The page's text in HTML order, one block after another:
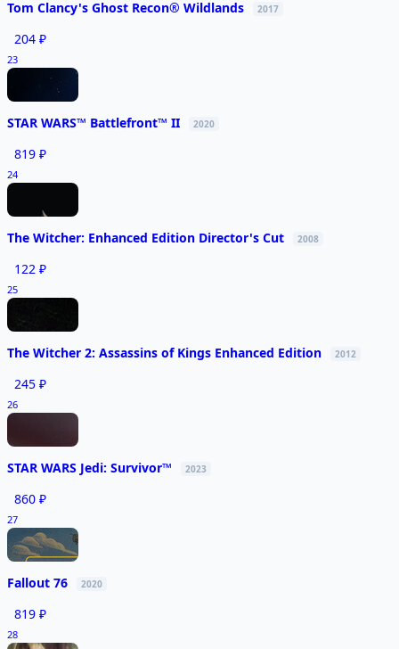
Tom Clancy's Ghost Recon® Wildlands 2017
204 ₽
23
STAR WARS™ Battlefront™ II 2020
819 ₽
24
The Witcher: Enhanced Edition Director's Cut 2008
122 ₽
25
The Witcher 2: Assassins of Kings Enhanced Edition 2012
245 ₽
26
STAR WARS Jedi: Survivor™ 2023
860 ₽
27
Fallout 76 2020
819 ₽
28